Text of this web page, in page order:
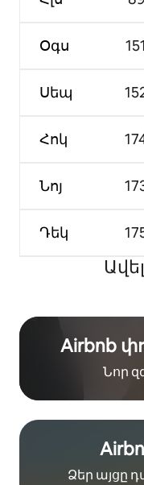
Օգս
Սեպ
Հոկ
Նոյ
Դեկ
Airbnb
Նոր
Ձեր այցը